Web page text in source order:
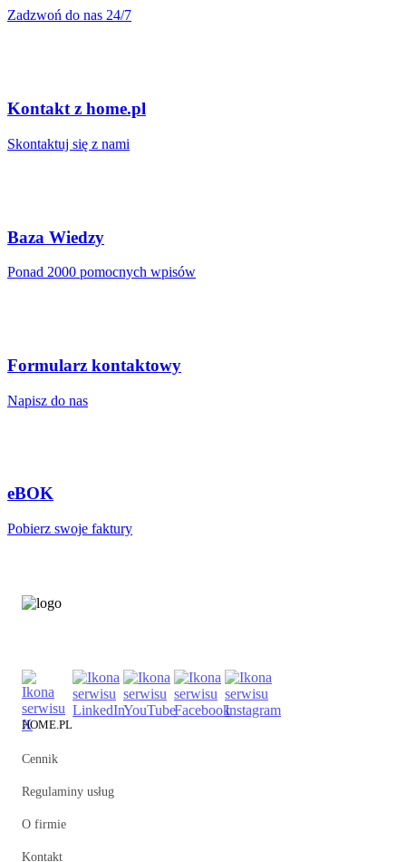
Zadzwoń do nas 24/7
Kontakt z home.pl
Skontaktuj się z nami
Baza Wiedzy
Ponad 2000 pomocnych wpisów
Formularz kontaktowy
Napisz do nas
eBOK
Pobierz swoje faktury
HOME.PL
Cennik
Regulaminy usług
O firmie
Kontakt